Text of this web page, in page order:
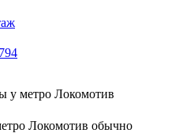
у метро Локомотив
Локомотив обычно